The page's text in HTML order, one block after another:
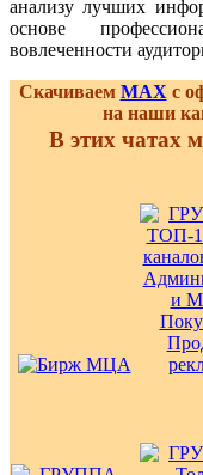
анализу лучших
основе
вовлеченности
Скачиваем MAX с
на наши
В этих чатах